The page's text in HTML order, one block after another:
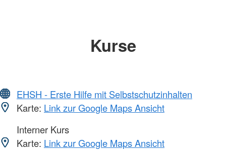
Kurse
EHSH - Erste Hilfe mit Selbstschutzinhalten
Karte: Link zur Google Maps Ansicht
Interner Kurs
Karte: Link zur Google Maps Ansicht